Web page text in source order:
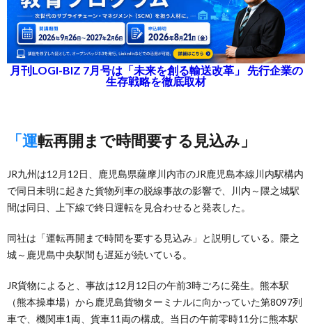
月刊LOGI-BIZ 7月号は「未来を創る輸送改革」 先行企業の
生存戦略を徹底取材
「運転再開まで時間要する見込み」
JR九州は12月12日、鹿児島県薩摩川内市のJR鹿児島本線川内駅構内
で同日未明に起きた貨物列車の脱線事故の影響で、川内～隈之城駅
間は同日、上下線で終日運転を見合わせると発表した。
同社は「運転再開まで時間を要する見込み」と説明している。隈之
城～鹿児島中央駅間も遅延が続いている。
JR貨物によると、事故は12月12日の午前3時ごろに発生。熊本駅
（熊本操車場）から鹿児島貨物ターミナルに向かっていた第8097列
車で、機関車1両、貨車11両の構成。当日の午前零時11分に熊本駅